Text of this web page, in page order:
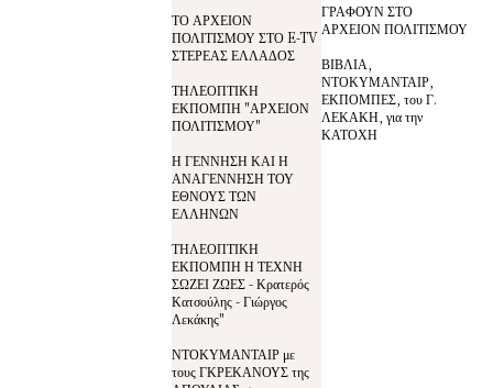
ΤΟ ΑΡΧΕΙΟΝ
ΠΟΛΙΤΙΣΜΟΥ ΣΤΟ E-TV
ΣΤΕΡΕΑΣ ΕΛΛΑΔΟΣ
ΤΗΛΕΟΠΤΙΚΗ
ΕΚΠΟΜΠΗ "ΑΡΧΕΙΟΝ
ΠΟΛΙΤΙΣΜΟΥ"
Η ΓΕΝΝΗΣΗ ΚΑΙ Η
ΑΝΑΓΕΝΝΗΣΗ ΤΟΥ
ΕΘΝΟΥΣ ΤΩΝ
ΕΛΛΗΝΩΝ
ΤΗΛΕΟΠΤΙΚΗ
ΕΚΠΟΜΠΗ Η ΤΕΧΝΗ
ΣΩΖΕΙ ΖΩΕΣ - Κρατερός
Κατσούλης - Γιώργος
Λεκάκης"
ΝΤΟΚΥΜΑΝΤΑΙΡ με
τους ΓΚΡΕΚΑΝΟΥΣ της
ΓΡΑΦΟΥΝ ΣΤΟ
ΑΡΧΕΙΟΝ ΠΟΛΙΤΙΣΜΟΥ
ΒΙΒΛΙΑ,
ΝΤΟΚΥΜΑΝΤΑΙΡ,
ΕΚΠΟΜΠΕΣ, του Γ.
ΛΕΚΑΚΗ, για την
ΚΑΤΟΧΗ